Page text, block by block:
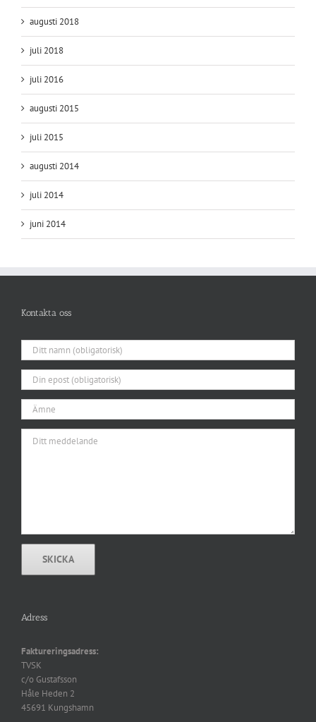
augusti 2018
juli 2018
juli 2016
augusti 2015
juli 2015
augusti 2014
juli 2014
juni 2014
Kontakta oss
Adress
Faktureringsadress:
TVSK
c/o Gustafsson
Håle Heden 2
45691 Kungshamn